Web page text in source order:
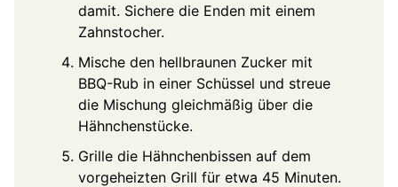
damit. Sichere die Enden mit einem
Zahnstocher.
Mische den hellbraunen Zucker mit
BBQ-Rub in einer Schüssel und streue
die Mischung gleichmäßig über die
Hähnchenstücke.
Grille die Hähnchenbissen auf dem
vorgeheizten Grill für etwa 45 Minuten.